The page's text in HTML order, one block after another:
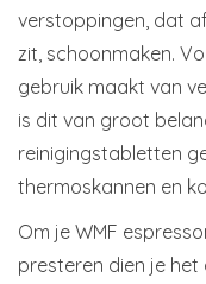
verstoppingen, dat
zit, schoonmaken.
gebruik maakt van
is dit van groot
reinigingstabletten
thermoskannen en
Om je WMF
presteren dien je